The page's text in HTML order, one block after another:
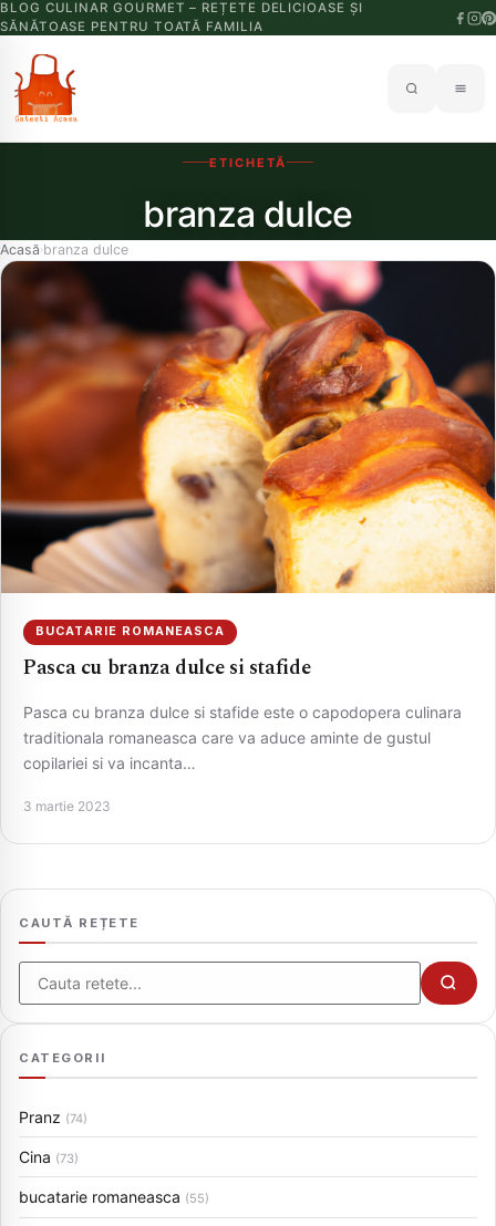
BLOG CULINAR GOURMET – REȚETE DELICIOASE ȘI
SĂNĂTOASE PENTRU TOATĂ FAMILIA
ETICHETĂ
branza dulce
Acasă›branza dulce
BUCATARIE ROMANEASCA
Pasca cu branza dulce si stafide
Pasca cu branza dulce si stafide este o capodopera culinara
traditionala romaneasca care va aduce aminte de gustul
copilariei si va incanta…
3 martie 2023
CAUTĂ REȚETE
Cauta
CATEGORII
Pranz (74)
Cina (73)
bucatarie romaneasca (55)